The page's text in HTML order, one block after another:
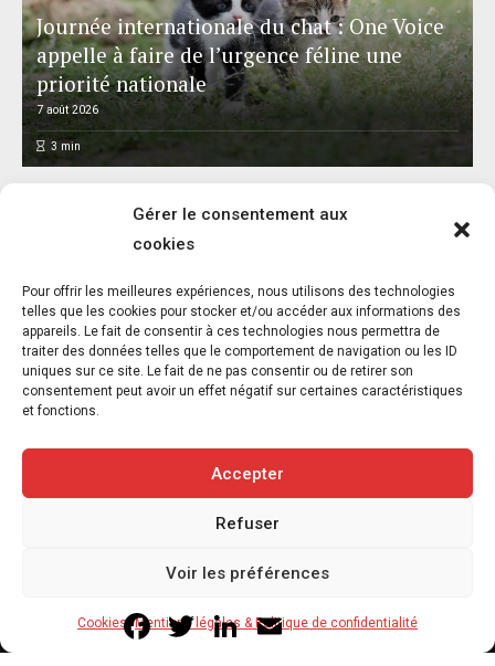
Gérer le consentement aux
cookies
Pour offrir les meilleures expériences, nous utilisons des technologies
telles que les cookies pour stocker et/ou accéder aux informations des
appareils. Le fait de consentir à ces technologies nous permettra de
traiter des données telles que le comportement de navigation ou les ID
uniques sur ce site. Le fait de ne pas consentir ou de retirer son
consentement peut avoir un effet négatif sur certaines caractéristiques
et fonctions.
Accepter
Refuser
Voir les préférences
Cookies Mentions légales & Politique de confidentialité
Journée internationale du chat : One Voice
appelle à faire de l’urgence féline une
priorité nationale
7 août 2026
3 min
L’association FUTUR dénonce le recours à
des « tirs sanitaires » sur des animaux
sauvages déjà victimes de l’incendie
d’Achères-la-Forêt
7 août 2026
Mentions légales & Politique de confidentialité
Cookies
FacebookTwitterLinkedInEmail